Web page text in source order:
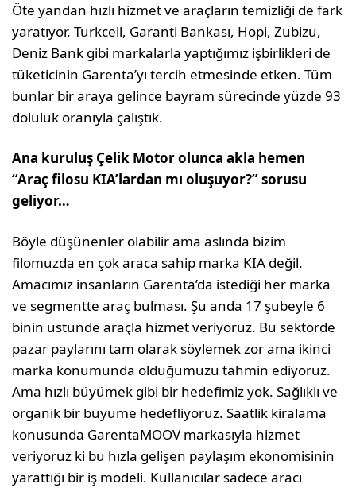
Öte yandan hızlı hizmet ve araçların temizliği de fark
yaratıyor. Turkcell, Garanti Banka­sı, Hopi, Zubizu,
Deniz Bank gibi marka­larla yaptığımız işbirlikleri de
tüketicinin Garenta’yı tercih etmesinde etken. Tüm
bunlar bir araya gelince bayram sürecinde yüzde 93
doluluk oranıyla çalıştık.
Ana kuruluş Çelik Motor olunca akla hemen
“Araç filosu KIA’lardan mı oluşuyor?” sorusu
geliyor…
Böyle düşünenler olabilir ama aslında bizim
filomuzda en çok ara­ca sahip marka KIA değil.
Amacımız insanların Garenta’da iste­diği her marka
ve segmentte araç bulması. Şu anda 17 şubeyle 6
binin üstünde araçla hizmet veriyoruz. Bu sektörde
pazar payla­rını tam olarak söylemek zor ama ikinci
marka konumunda oldu­ğumuzu tahmin ediyoruz.
Ama hızlı büyümek gibi bir hedefimiz yok. Sağlıklı ve
organik bir büyüme hedefliyoruz. Saatlik kiralama
konusunda GarentaMOOV markasıyla hizmet
veriyoruz ki bu hızla gelişen paylaşım ekonomisinin
yarattığı bir iş modeli. Kullanıcılar sadece aracı